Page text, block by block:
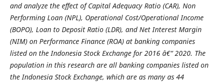
and analyze the effect of Capital Adequacy Ratio (CAR), Non
Performing Loan (NPL), Operational Cost/Operational Income
(BOPO), Loan to Deposit Ratio (LDR), and Net Interest Margin
(NIM) on Performance Finance (ROA) at banking companies
listed on the Indonesia Stock Exchange for 2016 â€“ 2020. The
population in this research are all banking companies listed on
the Indonesia Stock Exchange, which are as many as 44